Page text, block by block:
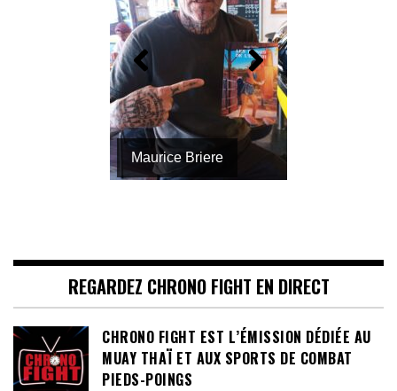
Magazine
Thailandais
REGARDEZ CHRONO FIGHT EN DIRECT
CHRONO FIGHT EST L’ÉMISSION DÉDIÉE AU
MUAY THAÏ ET AUX SPORTS DE COMBAT
PIEDS-POINGS